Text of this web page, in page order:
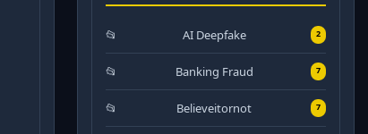
AI Deepfake 2
Banking Fraud 7
Believeitornot 7